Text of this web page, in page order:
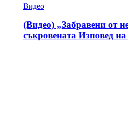
Видео
(Видео) „Забравени от
съкровената Изповед